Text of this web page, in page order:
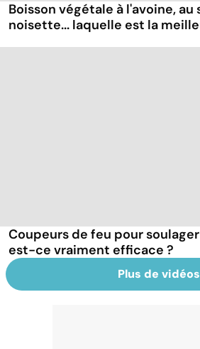
Boisson végétale à l'avoine, au
noisette... laquelle est la
Coupeurs de feu pour
est-ce vraiment efficace ?
Plus de vidéos